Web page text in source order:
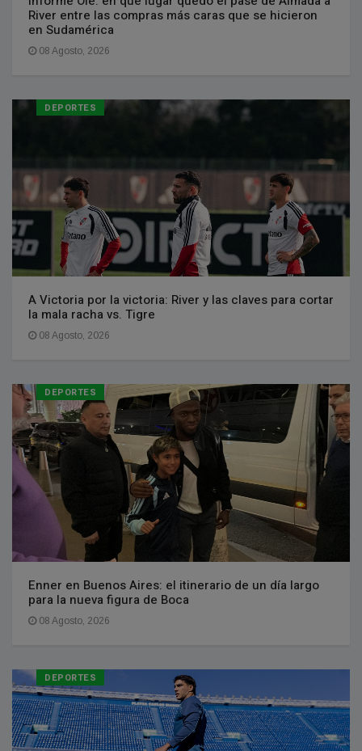
River entre las compras más caras que se hicieron
en Sudamérica
08 Agosto, 2026
DEPORTES
A Victoria por la victoria: River y las claves para cortar
la mala racha vs. Tigre
08 Agosto, 2026
DEPORTES
Enner en Buenos Aires: el itinerario de un día largo
para la nueva figura de Boca
08 Agosto, 2026
DEPORTES